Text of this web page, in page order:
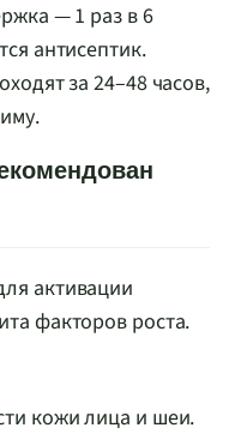
— 1 раз в 6
антисептик.
за 24–48 часов,
активации
факторов роста.
кожи лица и шеи.